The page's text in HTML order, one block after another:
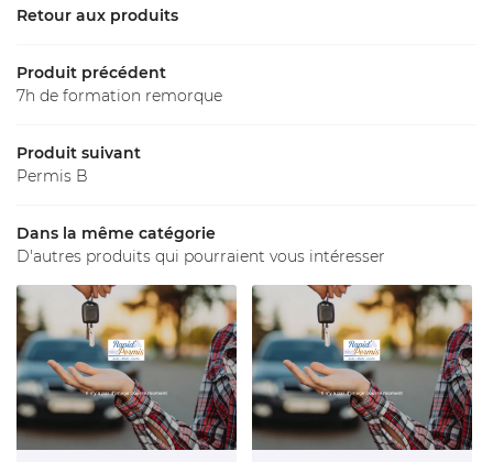
Contact
Retour aux produits
Produit précédent
7h de formation remorque
Produit suivant
Permis B
Dans la même catégorie
D'autres produits qui pourraient vous intéresser